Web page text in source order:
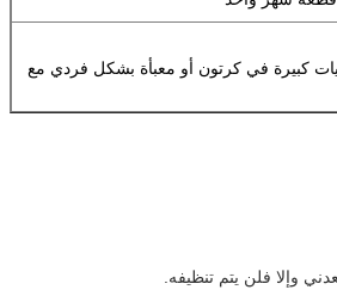
كبيرة في كرتون أو معبأة بشكل فردي مع